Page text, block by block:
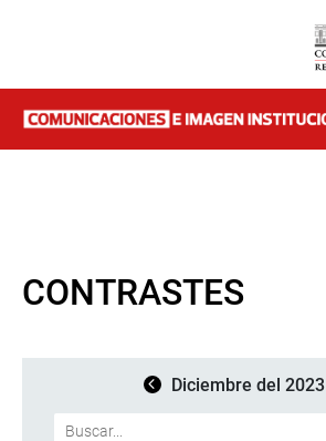
CONTRASTES
Diciembre del 2023